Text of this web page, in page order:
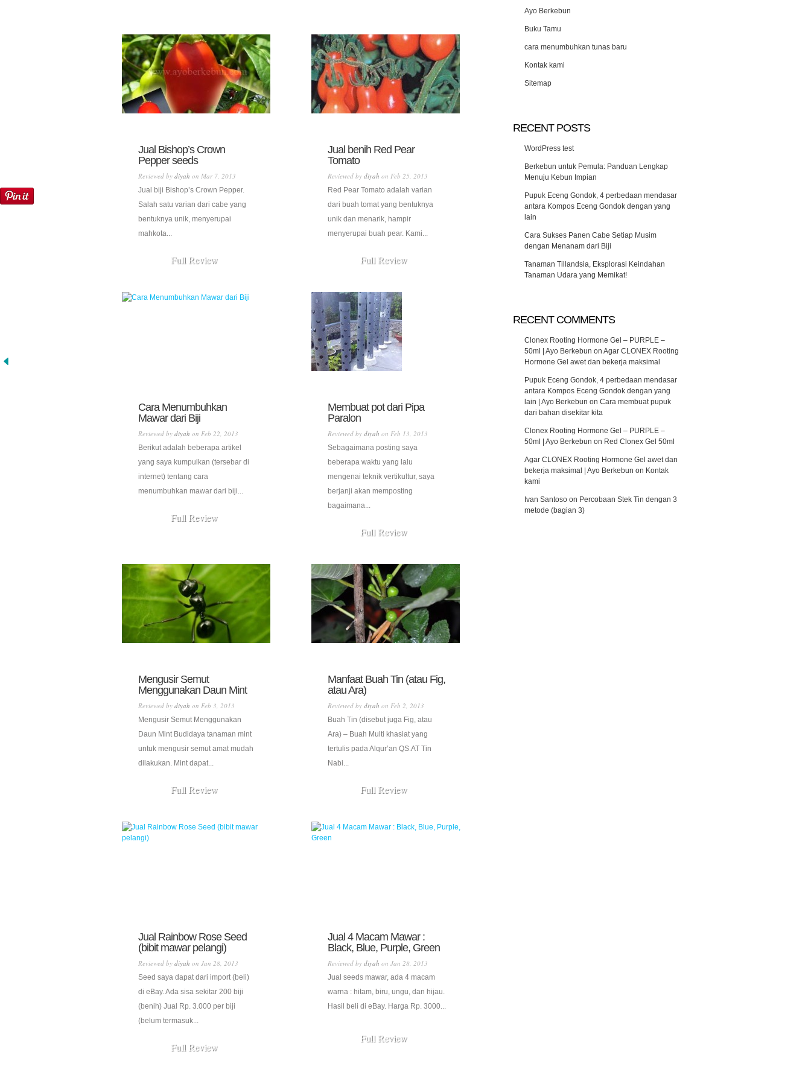
Jual Bishop’s Crown
Pepper seeds
Reviewed by diyah on Mar 7, 2013
Jual biji Bishop’s Crown Pepper.
Salah satu varian dari cabe yang
bentuknya unik, menyerupai
mahkota...
Full Review
Jual benih Red Pear
Tomato
Reviewed by diyah on Feb 25, 2013
Red Pear Tomato adalah varian
dari buah tomat yang bentuknya
unik dan menarik, hampir
menyerupai buah pear. Kami...
Full Review
Cara Menumbuhkan
Mawar dari Biji
Reviewed by diyah on Feb 22, 2013
Berikut adalah beberapa artikel
yang saya kumpulkan (tersebar di
internet) tentang cara
menumbuhkan mawar dari biji...
Full Review
Membuat pot dari Pipa
Paralon
Reviewed by diyah on Feb 13, 2013
Sebagaimana posting saya
beberapa waktu yang lalu
mengenai teknik vertikultur, saya
berjanji akan memposting
bagaimana...
Full Review
Mengusir Semut
Menggunakan Daun Mint
Reviewed by diyah on Feb 3, 2013
Mengusir Semut Menggunakan
Daun Mint Budidaya tanaman mint
untuk mengusir semut amat mudah
dilakukan. Mint dapat...
Full Review
Manfaat Buah Tin (atau Fig,
atau Ara)
Reviewed by diyah on Feb 2, 2013
Buah Tin (disebut juga Fig, atau
Ara) – Buah Multi khasiat yang
tertulis pada Alqur’an QS.AT Tin
Nabi...
Full Review
Jual Rainbow Rose Seed
(bibit mawar pelangi)
Reviewed by diyah on Jan 28, 2013
Seed saya dapat dari import (beli)
di eBay. Ada sisa sekitar 200 biji
(benih) Jual Rp. 3.000 per biji
(belum termasuk...
Full Review
Jual 4 Macam Mawar :
Black, Blue, Purple, Green
Reviewed by diyah on Jan 28, 2013
Jual seeds mawar, ada 4 macam
warna : hitam, biru, ungu, dan hijau.
Hasil beli di eBay. Harga Rp. 3000...
Full Review
Ayo Berkebun
Buku Tamu
cara menumbuhkan tunas baru
Kontak kami
Sitemap
RECENT POSTS
WordPress test
Berkebun untuk Pemula: Panduan Lengkap
Menuju Kebun Impian
Pupuk Eceng Gondok, 4 perbedaan mendasar
antara Kompos Eceng Gondok dengan yang
lain
Cara Sukses Panen Cabe Setiap Musim
dengan Menanam dari Biji
Tanaman Tillandsia, Eksplorasi Keindahan
Tanaman Udara yang Memikat!
RECENT COMMENTS
Clonex Rooting Hormone Gel – PURPLE –
50ml | Ayo Berkebun on Agar CLONEX Rooting
Hormone Gel awet dan bekerja maksimal
Pupuk Eceng Gondok, 4 perbedaan mendasar
antara Kompos Eceng Gondok dengan yang
lain | Ayo Berkebun on Cara membuat pupuk
dari bahan disekitar kita
Clonex Rooting Hormone Gel – PURPLE –
50ml | Ayo Berkebun on Red Clonex Gel 50ml
Agar CLONEX Rooting Hormone Gel awet dan
bekerja maksimal | Ayo Berkebun on Kontak
kami
Ivan Santoso on Percobaan Stek Tin dengan 3
metode (bagian 3)